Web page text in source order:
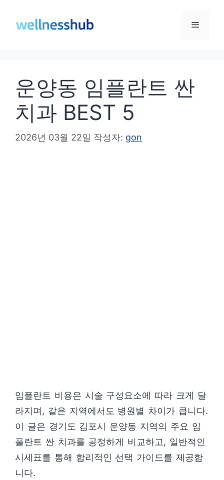
메
운양동 임플란트 싼
치과 BEST 5
2026년 03월 22일 작성자: gon
임플란트 비용은 시술 구성요소에 따라 크게 달
라지며, 같은 지역에서도 병원별 차이가 큽니다.
이 글은 경기도 김포시 운양동 지역의 주요 임
플란트 싼 치과를 공정하게 비교하고, 일반적인
시세표를 통해 합리적인 선택 가이드를 제공합
니다.